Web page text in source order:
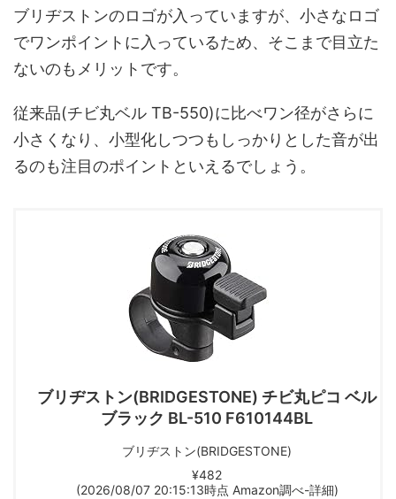
ブリヂストンのロゴが入っていますが、小さなロゴ
でワンポイントに入っているため、そこまで目立た
ないのもメリットです。
従来品(チビ丸ベル TB-550)に比べワン径がさらに
小さくなり、小型化しつつもしっかりとした音が出
るのも注目のポイントといえるでしょう。
ブリヂストン(BRIDGESTONE) チビ丸ピコ ベル
ブラック BL-510 F610144BL
ブリヂストン(BRIDGESTONE)
¥482
(2026/08/07 20:15:13時点 Amazon調べ-詳細)